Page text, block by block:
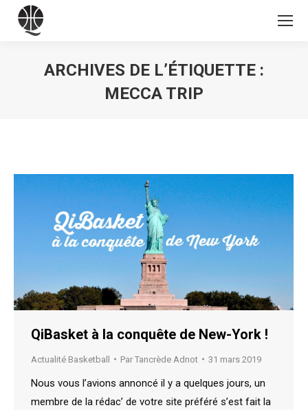
ARCHIVES DE L’ÉTIQUETTE :
MECCA TRIP
QiBasket à la conquête de New-York !
Actualité Basketball Par Tancrède Adnot 31 mars 2019
Nous vous l’avions annoncé il y a quelques jours, un
membre de la rédac’ de votre site préféré s’est fait la